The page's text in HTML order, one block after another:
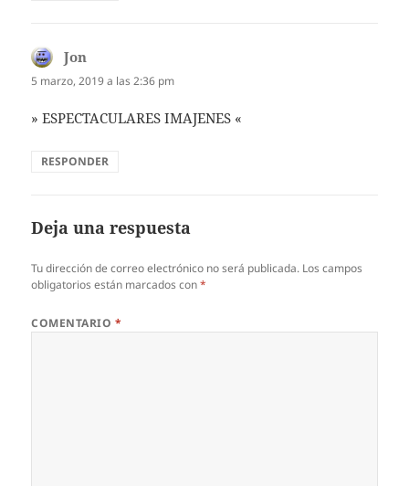
Jon
5 marzo, 2019 a las 2:36 pm
» ESPECTACULARES IMAJENES «
RESPONDER
Deja una respuesta
Tu dirección de correo electrónico no será publicada. Los campos
obligatorios están marcados con*
COMENTARIO *